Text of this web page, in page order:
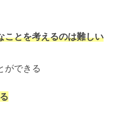
ことを考えるのは難しい
できる